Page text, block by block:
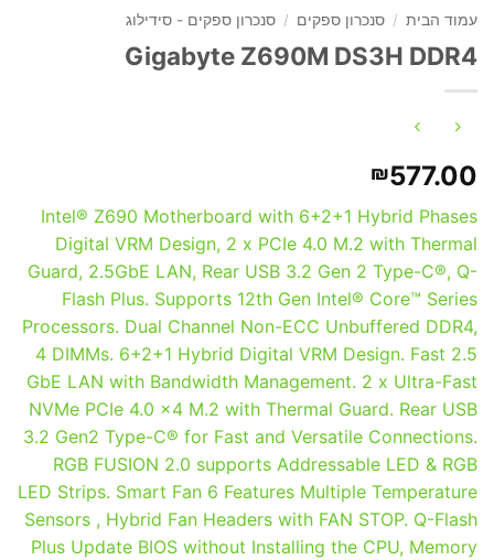
עמוד הבית / סנכרון ספקים / סנכרון ספקים - סידילוג
Gigabyte Z690M DS3H DDR4
₪577.00
Intel® Z690 Motherboard with 6+2+1 Hybrid Phases
Digital VRM Design, 2 x PCIe 4.0 M.2 with Thermal
Guard, 2.5GbE LAN, Rear USB 3.2 Gen 2 Type-C®, Q-
Flash Plus​. Supports 12th Gen Intel® Core™ Series
Processors​. Dual Channel Non-ECC Unbuffered DDR4,
4 DIMMs​. 6+2+1 Hybrid Digital VRM Design​. Fast 2.5
GbE LAN with Bandwidth Management​. 2 x Ultra-Fast
NVMe PCIe 4.0 x4 M.2 with Thermal Guard​. Rear USB
3.2 Gen2 Type-C® for Fast and Versatile Connections​.
RGB FUSION 2.0 supports Addressable LED & RGB
LED Strips​. Smart Fan 6 Features Multiple Temperature
Sensors , Hybrid Fan Headers with FAN STOP​. Q-Flash
Plus Update BIOS without Installing the CPU, Memory